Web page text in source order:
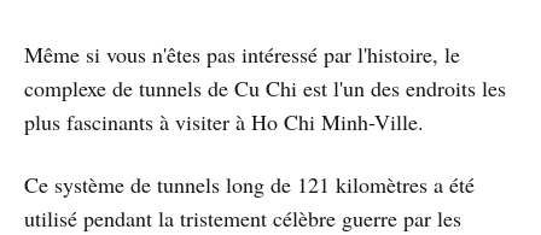
Même si vous n'êtes pas intéressé par l'histoire, le
complexe de tunnels de Cu Chi est l'un des endroits les
plus fascinants à visiter à Ho Chi Minh-Ville.
Ce système de tunnels long de 121 kilomètres a été
utilisé pendant la tristement célèbre guerre par les